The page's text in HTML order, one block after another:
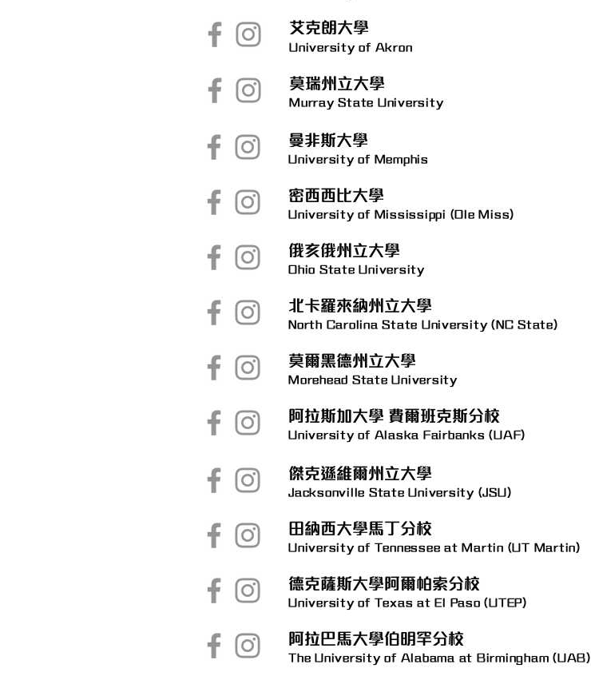
艾克朗大學
University of Akron
莫瑞州立大學
Murray State University
曼非斯大學
University of Memphis
密西西比大學
University of Mississippi (Ole Miss)
俄亥俄州立大學
Ohio State University
北卡羅來納州立大學
North Carolina State University (NC State)
莫爾黑德州立大學
Morehead State University
阿拉斯加大學 費爾班克斯分校
University of Alaska Fairbanks (UAF)
傑克遜維爾州立大學
Jacksonville State University (JSU)
田納西大學馬丁分校
University of Tennessee at Martin (UT Martin)
德克薩斯大學阿爾帕索分校
University of Texas at El Paso (UTEP)
阿拉巴馬大學伯明罕分校
The University of Alabama at Birmingham (UAB)